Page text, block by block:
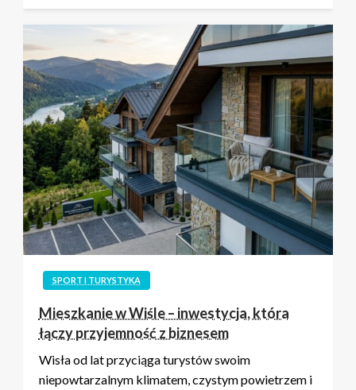
SPORT I TURYSTYKA
Mieszkanie w Wiśle – inwestycja, która
łączy przyjemność z biznesem
Wisła od lat przyciąga turystów swoim
niepowtarzalnym klimatem, czystym powietrzem i